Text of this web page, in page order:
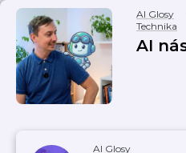
AI Glosy
Technika
AI
AI Glosy